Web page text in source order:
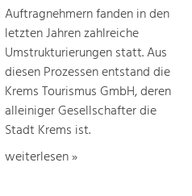
Auftragnehmern fanden in den
letzten Jahren zahlreiche
Umstrukturierungen statt. Aus
diesen Prozessen entstand die
Krems Tourismus GmbH, deren
alleiniger Gesellschafter die
Stadt Krems ist.
weiterlesen »